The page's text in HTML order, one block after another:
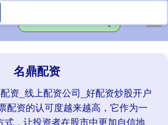
名鼎配资
资_线上配资公司_好配资炒股开户
配资的认可度越来越高，它作为一
式，让投资者在股市中更加自信地